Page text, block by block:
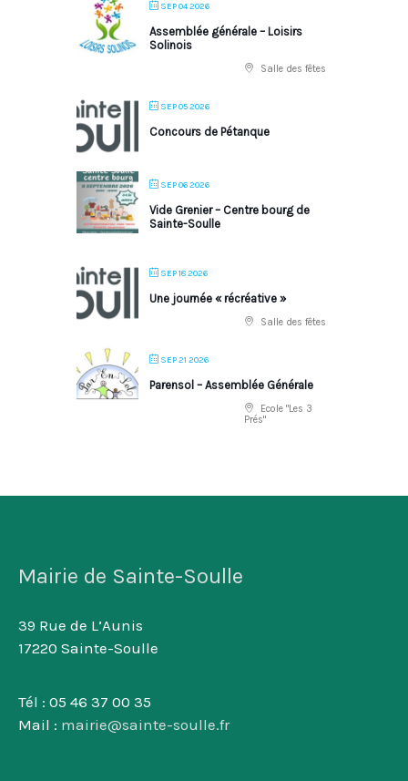
SEP 04 2026
Assemblée générale – Loisirs
Solinois
Salle des fêtes
SEP 05 2026
Concours de Pétanque
SEP 06 2026
Vide Grenier – Centre bourg de
Sainte-Soulle
SEP 18 2026
Une journée « récréative »
Salle des fêtes
SEP 21 2026
Parensol – Assemblée Générale
Ecole "Les 3
Prés"
Mairie de Sainte-Soulle
39 Rue de L’Aunis
17220 Sainte-Soulle
Tél : 05 46 37 00 35
Mail : mairie@sainte-soulle.fr